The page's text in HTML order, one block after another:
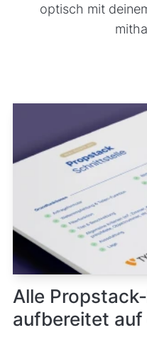
optisch mit
Alle
aufbereitet